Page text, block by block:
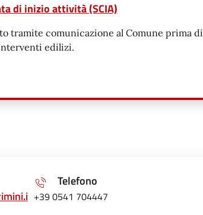
di inizio attività (SCIA)
tramite comunicazione al Comune prima di
edilizi.
Telefono
+39 0541 704447